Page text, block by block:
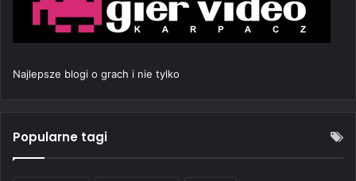
Najlepsze blogi o grach i nie tylko
Popularne tagi